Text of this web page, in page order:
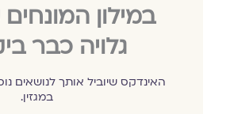
במילון
גלויה כבר
האינדקס שיוביל אותך לנושאים
במגזין.